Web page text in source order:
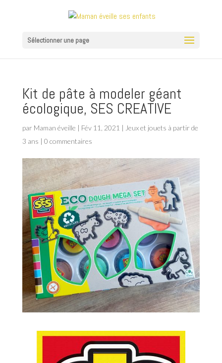
Sélectionner une page
Kit de pâte à modeler géant
écologique, SES CREATIVE
par Maman éveille | Fév 11, 2021 | Jeux et jouets à partir de
3 ans | 0 commentaires